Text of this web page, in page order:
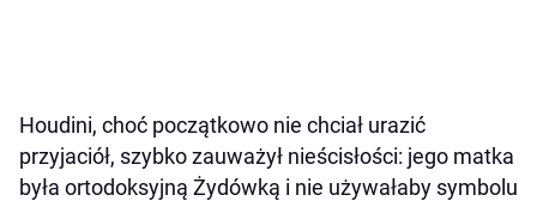
Houdini, choć początkowo nie chciał urazić
przyjaciół, szybko zauważył nieścisłości: jego matka
była ortodoksyjną Żydówką i nie używałaby symbolu